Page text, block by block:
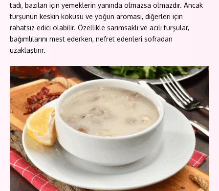
tadı, bazıları için yemeklerin yanında olmazsa olmazdır. Ancak
turşunun keskin kokusu ve yoğun aroması, diğerleri için
rahatsız edici olabilir. Özellikle sarımsaklı ve acılı turşular,
bağımlılarını mest ederken, nefret edenleri sofradan
uzaklaştırır.